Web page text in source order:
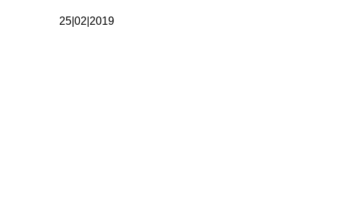
25|02|2019